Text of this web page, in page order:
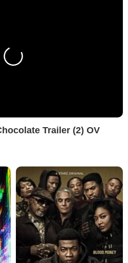
Trailer (2) OV